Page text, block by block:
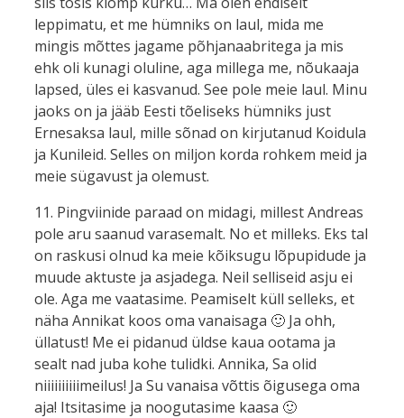
leppimatu, et me hümniks on laul, mida me
mingis mõttes jagame põhjanaabritega ja mis
ehk oli kunagi oluline, aga millega me, nõukaaja
lapsed, üles ei kasvanud. See pole meie laul. Minu
jaoks on ja jääb Eesti tõeliseks hümniks just
Ernesaksa laul, mille sõnad on kirjutanud Koidula
ja Kunileid. Selles on miljon korda rohkem meid ja
meie sügavust ja olemust.
11. Pingviinide paraad on midagi, millest Andreas
pole aru saanud varasemalt. No et milleks. Eks tal
on raskusi olnud ka meie kõiksugu lõpupidude ja
muude aktuste ja asjadega. Neil selliseid asju ei
ole. Aga me vaatasime. Peamiselt küll selleks, et
näha Annikat koos oma vanaisaga 🙂 Ja ohh,
üllatust! Me ei pidanud üldse kaua ootama ja
sealt nad juba kohe tulidki. Annika, Sa olid
niiiiiiiiiimeilus! Ja Su vanaisa võttis õigusega oma
aja! Itsitasime ja noogutasime kaasa 🙂